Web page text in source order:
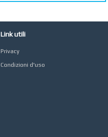
Revisore dei Conti a
COLA
Roma
CONCEPT POINT
Link utili
Privacy
Condizioni d'uso